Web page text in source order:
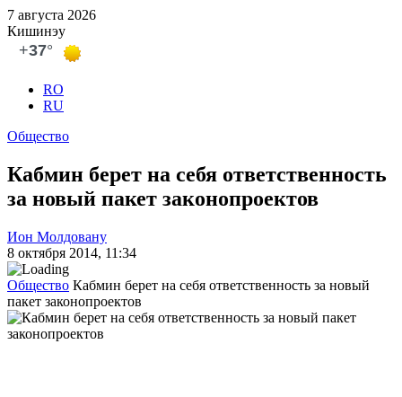
7 августа 2026
Кишинэу
RO
RU
Общество
Кабмин берет на себя ответственность
за новый пакет законопроектов
Ион Молдовану
8 октября 2014, 11:34
Общество Кабмин берет на себя ответственность за новый
пакет законопроектов